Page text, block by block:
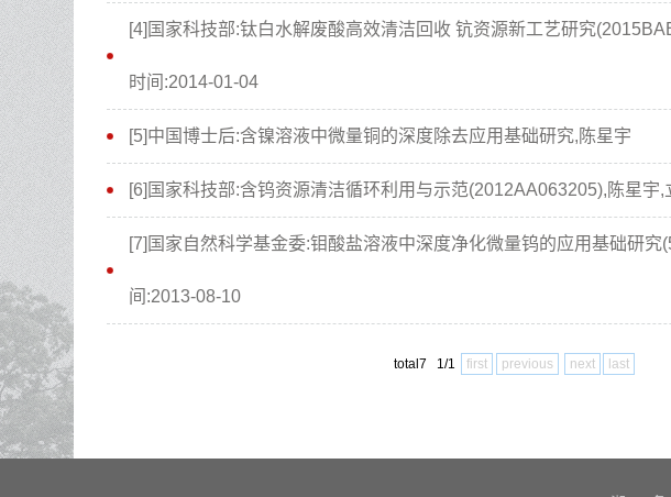
[4]国家科技部:钛白水解废酸高效清洁回收 钪资源新工艺研究
时间:2014-01-04
[5]中国博士后:含镍溶液中微量铜的深度除去应用基础研究,陈星宇
[6]国家科技部:含钨资源清洁循环利用与示范(2012AA063205),陈星宇,
[7]国家自然科学基金委:钼酸盐溶液中深度净化微量钨的应用基础研究
间:2013-08-10
total7 1/1 first previous next last